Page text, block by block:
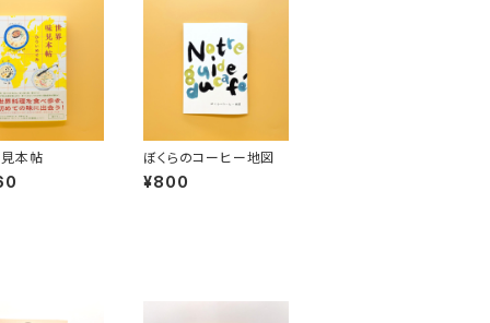
本帖 ぼくらのコーヒー地図
¥800